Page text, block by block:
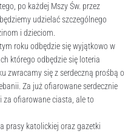
po każdej Mszy Św. przez
udzielać szczególnego
i dzieciom.
roku odbędzie się wyjątkowo w
którego odbędzie się loteria
zwracamy się z serdeczną prośbą o
Za już ofiarowane serdecznie
za ofiarowane ciasta, ale to
prasy katolickiej oraz gazetki